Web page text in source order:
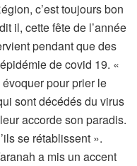
c’est toujours bon
il, cette fête de l’année
pendant que des
de covid 19. «
évoquer pour prier le
sont décédés du virus
accorde son paradis.
se rétablissent ».
a mis un accent